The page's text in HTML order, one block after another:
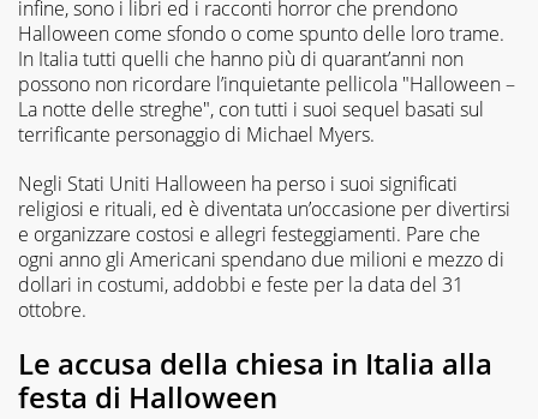
infine, sono i libri ed i racconti horror che prendono
Halloween come sfondo o come spunto delle loro trame.
In Italia tutti quelli che hanno più di quarant’anni non
possono non ricordare l’inquietante pellicola "Halloween –
La notte delle streghe", con tutti i suoi sequel basati sul
terrificante personaggio di Michael Myers.
Negli Stati Uniti Halloween ha perso i suoi significati
religiosi e rituali, ed è diventata un’occasione per divertirsi
e organizzare costosi e allegri festeggiamenti. Pare che
ogni anno gli Americani spendano due milioni e mezzo di
dollari in costumi, addobbi e feste per la data del 31
ottobre.
Le accusa della chiesa in Italia alla
festa di Halloween